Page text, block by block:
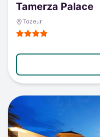
Tamerza Palace
Tozeur